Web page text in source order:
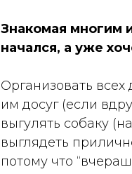
Знакомая многим
начался, а уже
Организовать
им досуг (если
выгулять собаку
выглядеть
потому что